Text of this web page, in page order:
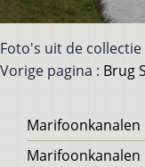
Foto's uit de
Vorige pagina : Brug
Voet
Marifoonkanalen
Marifoonkanalen